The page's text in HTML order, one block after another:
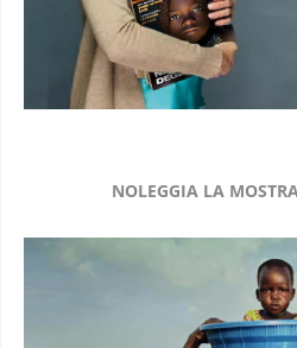
NOLEGGIA LA